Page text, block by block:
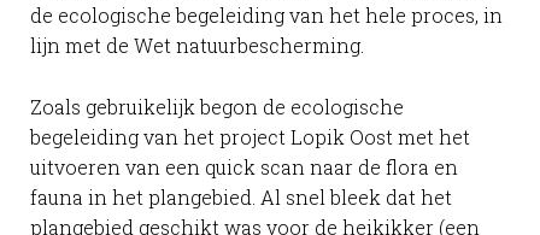
de ecologische begeleiding van het hele proces, in
lijn met de Wet natuurbescherming.
Zoals gebruikelijk begon de ecologische
begeleiding van het project Lopik Oost met het
uitvoeren van een quick scan naar de flora en
fauna in het plangebied. Al snel bleek dat het
plangebied geschikt was voor de heikikker (een